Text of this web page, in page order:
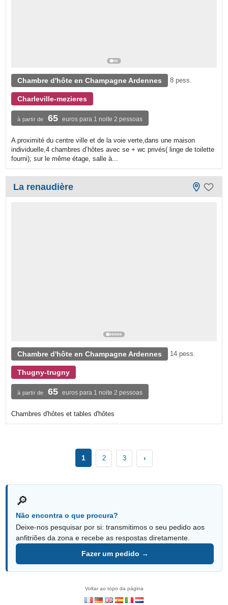
Chambre d'hôte en Champagne Ardennes 8 pess.
Charleville-mezieres
à partir de 65 euros para 1 noite 2 pessoas
A proximité du centre ville et de la voie verte,dans une maison
individuelle,4 chambres d’hôtes avec se + wc privés( linge de toilette
fourni); sur le même étage, salle à...
La renaudière
Chambre d'hôte en Champagne Ardennes 14 pess.
Thugny-trugny
à partir de 65 euros para 1 noite 2 pessoas
Chambres d'hôtes et tables d'hôtes
1 2 3 ›
🔎
Não encontra o que procura?
Deixe-nos pesquisar por si: transmitimos o seu pedido aos
anfitriões da zona e recebe as respostas diretamente.
Fazer um pedido →
Voltar ao topo da página